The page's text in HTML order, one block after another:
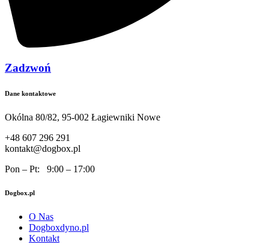
Zadzwoń
Dane kontaktowe
Okólna 80/82, 95-002 Łagiewniki Nowe
+48 607 296 291
kontakt@dogbox.pl
Pon – Pt: 9:00 – 17:00
Dogbox.pl
O Nas
Dogboxdyno.pl
Kontakt